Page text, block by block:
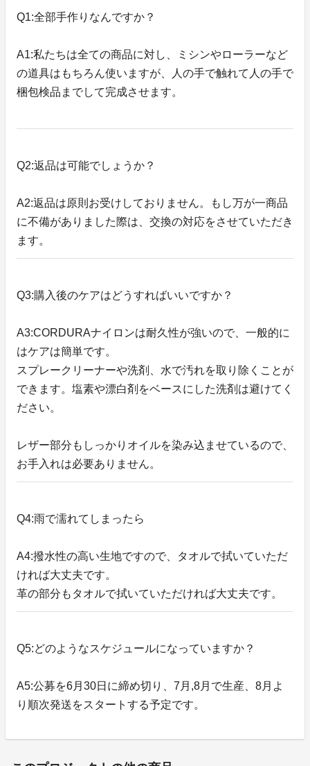
Q1:全部手作りなんですか？
A1:私たちは全ての商品に対し、ミシンやローラーなど
の道具はもちろん使いますが、人の手で触れて人の手で
梱包検品までして完成させます。
Q2:返品は可能でしょうか？
A2:返品は原則お受けしておりません。もし万が一商品
に不備がありました際は、交換の対応をさせていただき
ます。
Q3:購入後のケアはどうすればいいですか？
A3:CORDURAナイロンは耐久性が強いので、一般的に
はケアは簡単です。
スプレークリーナーや洗剤、水で汚れを取り除くことが
できます。塩素や漂白剤をベースにした洗剤は避けてく
ださい。
レザー部分もしっかりオイルを染み込ませているので、
お手入れは必要ありません。
Q4:雨で濡れてしまったら
A4:撥水性の高い生地ですので、タオルで拭いていただ
ければ大丈夫です。
革の部分もタオルで拭いていただければ大丈夫です。
Q5:どのようなスケジュールになっていますか？
A5:公募を6月30日に締め切り、7月,8月で生産、8月よ
り順次発送をスタートする予定です。